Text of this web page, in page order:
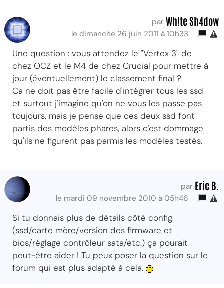
par Wh!te Sh4dow
le dimanche 26 juin 2011 à 10h33
Une question : vous attendez le "Vertex 3" de
chez OCZ et le M4 de chez Crucial pour mettre à
jour (éventuellement) le classement final ?
Ca ne doit pas être facile d'intégrer tous les ssd
et surtout j'imagine qu'on ne vous les passe pas
toujours, mais je pense que ces deux ssd font
partis des modèles phares, alors c'est dommage
qu'ils ne figurent pas parmis les modèles testés.
par Eric B.
le mardi 09 novembre 2010 à 05h46
Si tu donnais plus de détails côté config
(ssd/carte mère/version des firmware et
bios/réglage contrôleur sata/etc.) ça pourait
peut-être aider ! Tu peux poser la question sur le
forum qui est plus adapté à cela.